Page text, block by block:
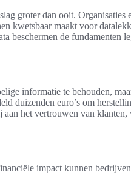
groter dan ooit. Organisaties
kwetsbaar maakt voor
beschermen de fundamenten
informatie te behouden,
duizenden euro’s om
het vertrouwen van klanten,
impact kunnen